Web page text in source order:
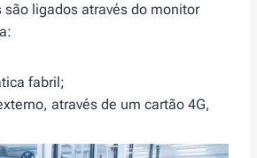
são ligados através do monitor
fabril;
através de um cartão 4G,